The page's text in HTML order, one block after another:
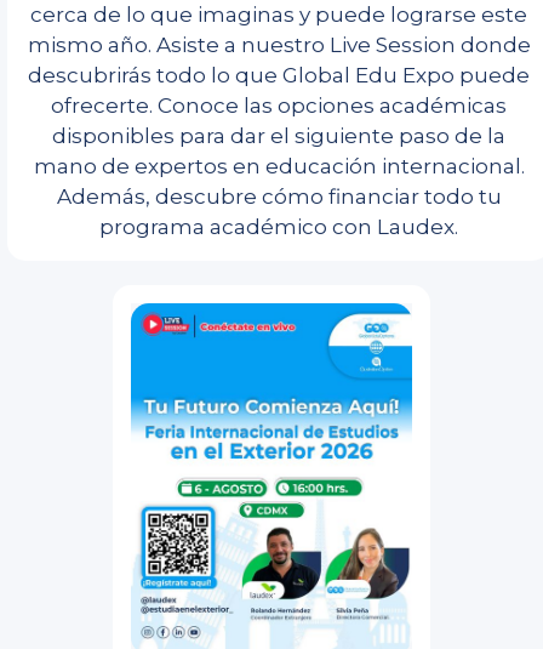
cerca de lo que imaginas y puede lograrse este
mismo año. Asiste a nuestro Live Session donde
descubrirás todo lo que Global Edu Expo puede
ofrecerte. Conoce las opciones académicas
disponibles para dar el siguiente paso de la
mano de expertos en educación internacional.
Además, descubre cómo financiar todo tu
programa académico con Laudex.